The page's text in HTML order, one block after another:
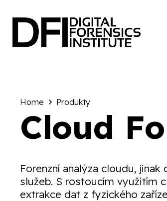
Home Produkty
Cloud
Forenzní analýza cloudu,
služeb. S rostoucím využitím
extrakce dat z fyzického